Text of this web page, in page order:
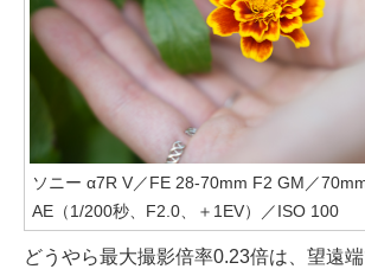
ソニー α7R V／FE 28-70mm F2 GM／
AE（1/200秒、F2.0、＋1EV）／ISO 100
どうやら最大撮影倍率0.23倍は、望遠